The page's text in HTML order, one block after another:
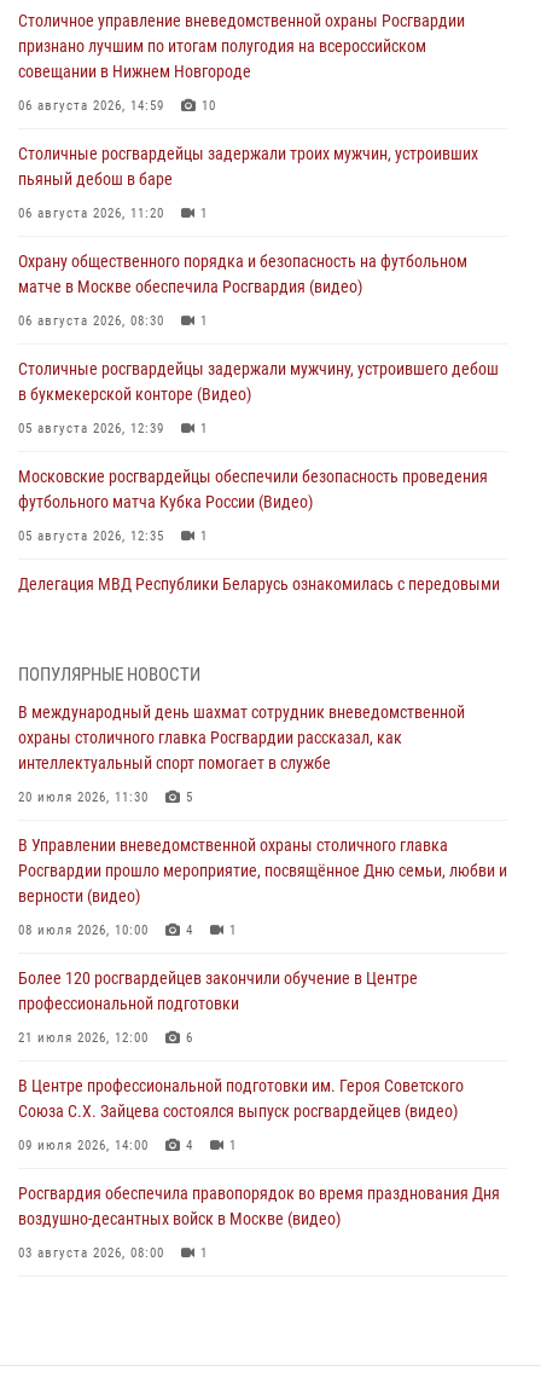
Столичное управление вневедомственной охраны Росгвардии
признано лучшим по итогам полугодия на всероссийском
совещании в Нижнем Новгороде
06 августа 2026, 14:59 10
Столичные росгвардейцы задержали троих мужчин, устроивших
пьяный дебош в баре
06 августа 2026, 11:20 1
Охрану общественного порядка и безопасность на футбольном
матче в Москве обеспечила Росгвардия (видео)
06 августа 2026, 08:30 1
Столичные росгвардейцы задержали мужчину, устроившего дебош
в букмекерской конторе (Видео)
05 августа 2026, 12:39 1
Московские росгвардейцы обеспечили безопасность проведения
футбольного матча Кубка России (Видео)
05 августа 2026, 12:35 1
Делегация МВД Республики Беларусь ознакомилась с передовыми
боевому самбо. (видео)
04 августа 2026, 14:00
Офицер Росгвардии стал гостем прямого эфира на «Радио Москвы»
04 августа 2026, 12:28
В Москве росгвардейцы задержали подозреваемого в нападении
на охранника торгового центра (видео)
В Главном управлении Росгвардии по городу Москве подвели итоги
работы подразделений за прошедший месяц
ПОПУЛЯРНЫЕ НОВОСТИ
В международный день шахмат сотрудник вневедомственной
охраны столичного главка Росгвардии рассказал, как
интеллектуальный спорт помогает в службе
20 июля 2026, 11:30 5
В Управлении вневедомственной охраны столичного главка
Росгвардии прошло мероприятие, посвящённое Дню семьи, любви и
верности (видео)
08 июля 2026, 10:00 4 1
Более 120 росгвардейцев закончили обучение в Центре
профессиональной подготовки
21 июля 2026, 12:00 6
В Центре профессиональной подготовки им. Героя Советского
Союза С.Х. Зайцева состоялся выпуск росгвардейцев (видео)
09 июля 2026, 14:00 4 1
Росгвардия обеспечила правопорядок во время празднования Дня
воздушно-десантных войск в Москве (видео)
03 августа 2026, 08:00 1